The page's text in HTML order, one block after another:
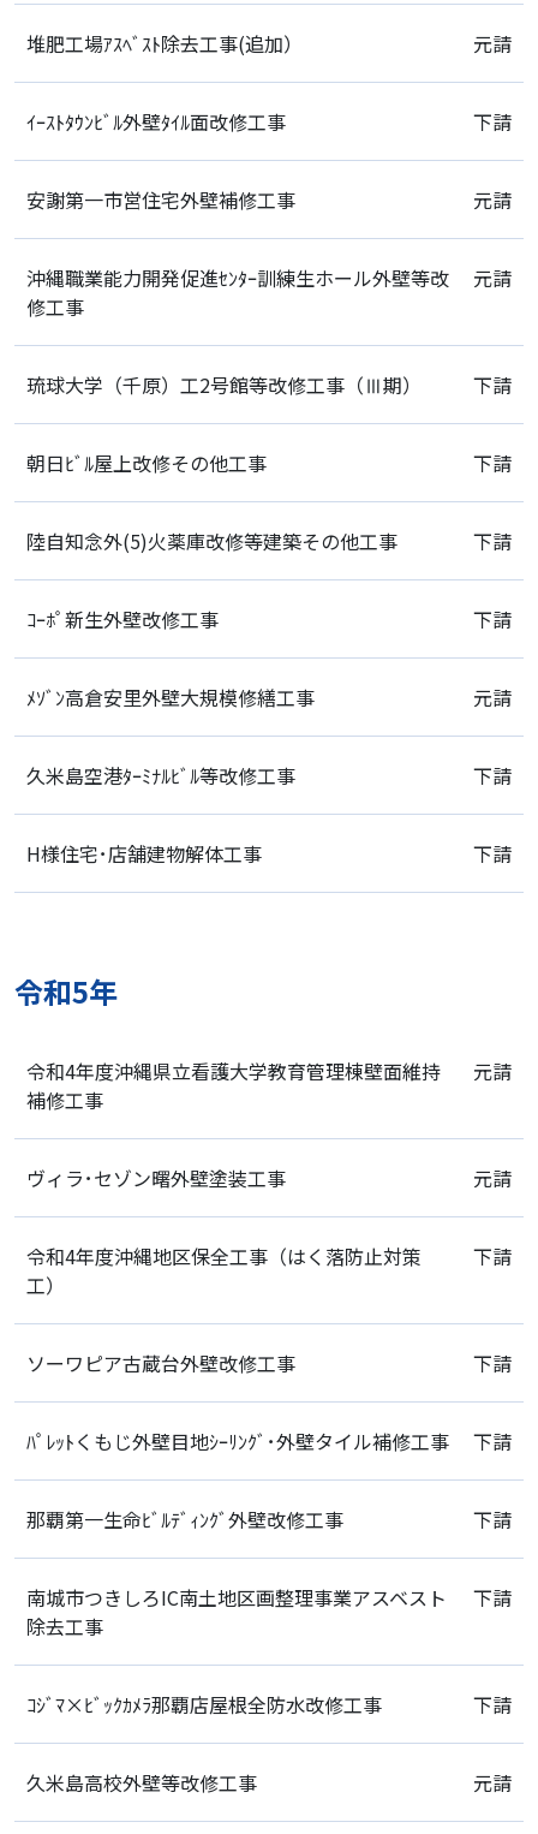
堆肥工場ｱｽﾍﾞｽﾄ除去工事(追加） 元請
ｲｰｽﾄﾀｳﾝﾋﾞﾙ外壁ﾀｲﾙ面改修工事 下請
安謝第一市営住宅外壁補修工事 元請
沖縄職業能力開発促進ｾﾝﾀｰ訓練生ホール外壁等改
修工事
元請
琉球大学（千原）工2号館等改修工事（Ⅲ期） 下請
朝日ﾋﾞﾙ屋上改修その他工事 下請
陸自知念外(5)火薬庫改修等建築その他工事 下請
ｺｰﾎﾟ新生外壁改修工事 下請
ﾒｿﾞﾝ高倉安里外壁大規模修繕工事 元請
久米島空港ﾀｰﾐﾅﾙﾋﾞﾙ等改修工事 下請
H様住宅･店舗建物解体工事 下請
令和5年
令和4年度沖縄県立看護大学教育管理棟壁面維持
補修工事
元請
ヴィラ･セゾン曙外壁塗装工事 元請
令和4年度沖縄地区保全工事（はく落防止対策
工）
下請
ソーワピア古蔵台外壁改修工事 下請
ﾊﾟﾚｯﾄくもじ外壁目地ｼｰﾘﾝｸﾞ･外壁タイル補修工事 下請
那覇第一生命ﾋﾞﾙﾃﾞｨﾝｸﾞ外壁改修工事 下請
南城市つきしろIC南土地区画整理事業アスベスト
除去工事
下請
ｺｼﾞﾏ×ﾋﾞｯｸｶﾒﾗ那覇店屋根全防水改修工事 下請
久米島高校外壁等改修工事 元請